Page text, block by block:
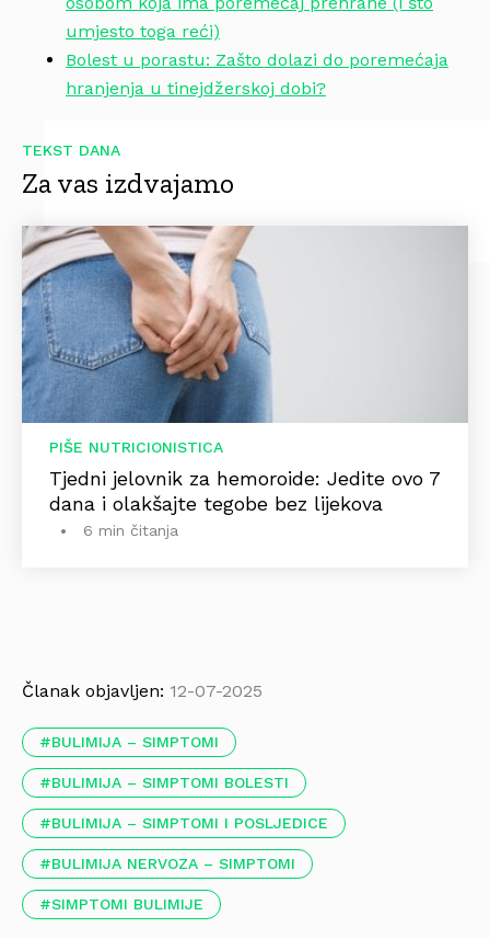
umjesto toga reći)
Bolest u porastu: Zašto dolazi do poremećaja
hranjenja u tinejdžerskoj dobi?
TEKST DANA
Za vas izdvajamo
PIŠE NUTRICIONISTICA
Tjedni jelovnik za hemoroide: Jedite ovo 7
dana i olakšajte tegobe bez lijekova
6 min čitanja
Članak objavljen: 12-07-2025
BULIMIJA – SIMPTOMI
BULIMIJA – SIMPTOMI BOLESTI
BULIMIJA – SIMPTOMI I POSLJEDICE
BULIMIJA NERVOZA – SIMPTOMI
SIMPTOMI BULIMIJE